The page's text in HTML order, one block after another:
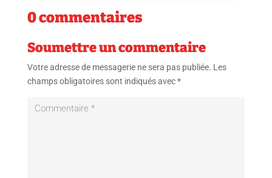
0 commentaires
Soumettre un commentaire
Votre adresse de messagerie ne sera pas publiée. Les
champs obligatoires sont indiqués avec*